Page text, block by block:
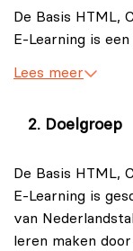
De Basis HTML,
E-Learning is
Wil je leren hoe
combineren van
JavaScript
door middel van
complete basis
video's door de
Lees meer
Doelgroep
De Basis HTML,
E-Learning is
van
leren maken